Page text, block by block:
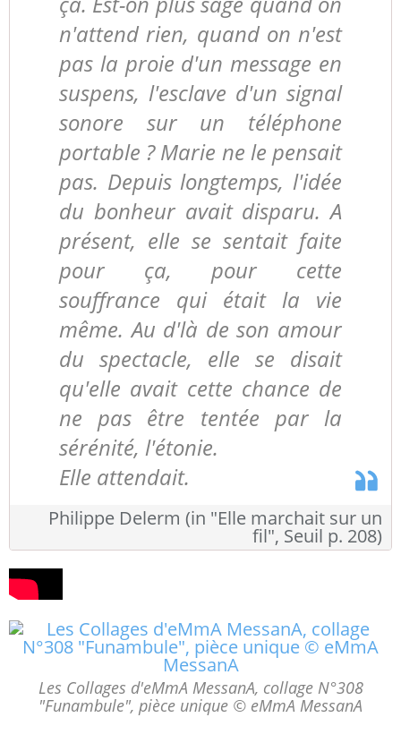
n'attend rien, quand on n'est
pas la proie d'un message en
suspens, l'esclave d'un signal
sonore sur un téléphone
portable ? Marie ne le pensait
pas. Depuis longtemps, l'idée
du bonheur avait disparu. A
présent, elle se sentait faite
pour ça, pour cette
souffrance qui était la vie
même. Au d'là de son amour
du spectacle, elle se disait
qu'elle avait cette chance de
ne pas être tentée par la
sérénité, l'étonie.
Elle attendait.
Philippe Delerm (in "Elle marchait sur un
fil", Seuil p. 208)
Les Collages d'eMmA MessanA, collage N°308
"Funambule", pièce unique © eMmA MessanA